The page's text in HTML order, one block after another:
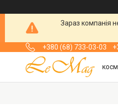
Зараз компанія
+380 (68) 733-03-03